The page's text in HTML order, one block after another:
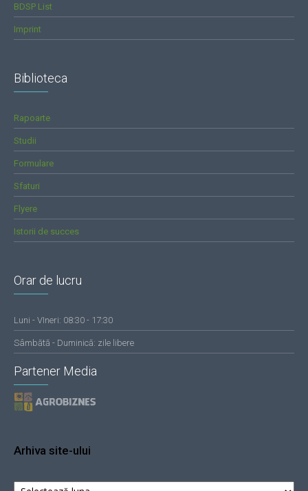
BDSP List
Imprint
Biblioteca
Rapoarte
Studii
Formulare
Sfaturi
Flyere
Istorii de succes
Orar de lucru
Luni - VIneri: 08:30 - 17:30
Sâmbătă - Duminică: zile libere
Partener Media
Arhiva site-ului
Arhiva